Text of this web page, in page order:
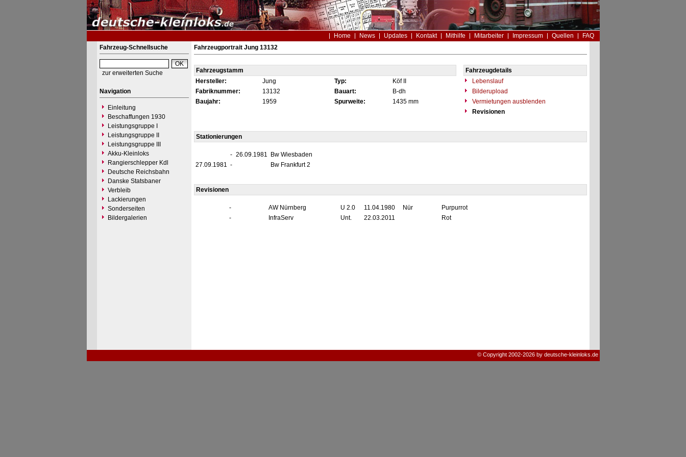
Home News Updates Kontakt Mithilfe Mitarbeiter Impressum Quellen
FAQ
Fahrzeug-Schnellsuche
zur erweiterten Suche
Navigation
Einleitung
Beschaffungen 1930
Leistungsgruppe I
Leistungsgruppe II
Leistungsgruppe III
Akku-Kleinloks
Rangierschlepper Kdl
Deutsche Reichsbahn
Danske Statsbaner
Verbleib
Lackierungen
Sonderseiten
Bildergalerien
Fahrzeugportrait Jung 13132
Fahrzeugstamm
Fahrzeugdetails
Hersteller:
Jung Typ: Köf II
Lebenslauf
Fabriknummer:
13132 Bauart: B-dh
Bilderupload
Baujahr:
1959 Spurweite: 1435 mm
Vermietungen ausblenden
Revisionen
Stationierungen
- 26.09.1981
Bw Wiesbaden
27.09.1981 - Bw Frankfurt 2
Revisionen
- AW Nürnberg U 2.0 11.04.1980 Nür
Purpurrot
-
InfraServ Unt. 22.03.2011 Rot
© Copyright 2002-2026 by deutsche-kleinloks.de